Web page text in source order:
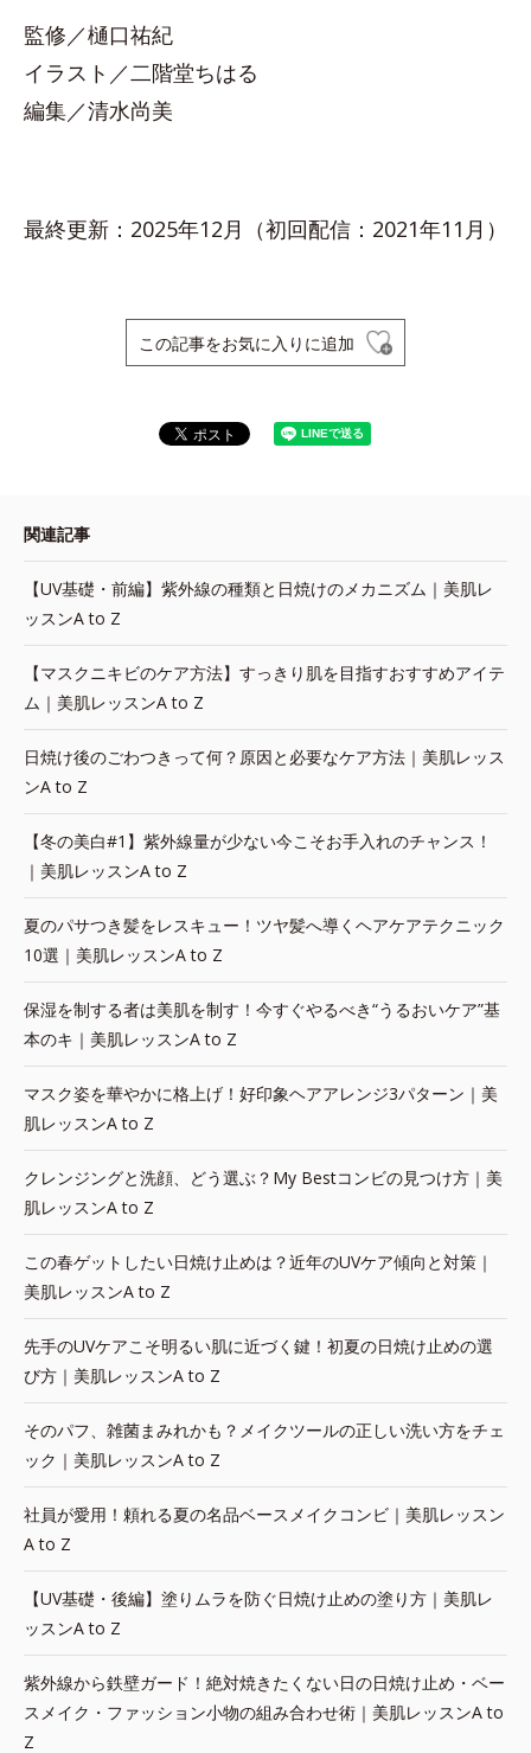
監修／樋口祐紀
イラスト／二階堂ちはる
編集／清水尚美
最終更新：2025年12月（初回配信：2021年11月）
この記事をお気に入りに追加
関連記事
【UV基礎・前編】紫外線の種類と日焼けのメカニズム｜美肌レ
ッスンA to Z
【マスクニキビのケア方法】すっきり肌を目指すおすすめアイテ
ム｜美肌レッスンA to Z
日焼け後のごわつきって何？原因と必要なケア方法｜美肌レッス
ンA to Z
【冬の美白#1】紫外線量が少ない今こそお手入れのチャンス！
｜美肌レッスンA to Z
夏のパサつき髪をレスキュー！ツヤ髪へ導くヘアケアテクニック
10選｜美肌レッスンA to Z
保湿を制する者は美肌を制す！今すぐやるべき“うるおいケア”基
本のキ｜美肌レッスンA to Z
マスク姿を華やかに格上げ！好印象ヘアアレンジ3パターン｜美
肌レッスンA to Z
クレンジングと洗顔、どう選ぶ？My Bestコンビの見つけ方｜美
肌レッスンA to Z
この春ゲットしたい日焼け止めは？近年のUVケア傾向と対策｜
美肌レッスンA to Z
先手のUVケアこそ明るい肌に近づく鍵！初夏の日焼け止めの選
び方｜美肌レッスンA to Z
そのパフ、雑菌まみれかも？メイクツールの正しい洗い方をチェ
ック｜美肌レッスンA to Z
社員が愛用！頼れる夏の名品ベースメイクコンビ｜美肌レッスン
A to Z
【UV基礎・後編】塗りムラを防ぐ日焼け止めの塗り方｜美肌レ
ッスンA to Z
紫外線から鉄壁ガード！絶対焼きたくない日の日焼け止め・ベー
スメイク・ファッション小物の組み合わせ術｜美肌レッスンA to
Z